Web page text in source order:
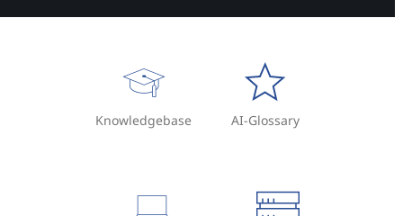
Knowledgebase AI-Glossary